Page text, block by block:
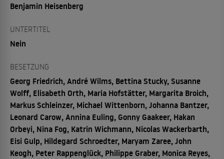
Benjamin Heisenberg
UNTERTITEL
Nein
BESETZUNG
Georg Friedrich, André Wilms, Bettina Stucky, Susanne
Wolff, Elisabeth Orth, Maria Hofstätter, Margarita Broich,
Markus Schleinzer, Michael Wittenborn, Johanna Bantzer,
Leonard Carow, Annina Euling, Gonny Gaakeer, Hakan
Orbeyi, Nina Fog, Katrin Wichmann, Nicolas Wackerbarth,
Eisi Gulp, Hildegard Schroedter, Maryam Zaree, John
Keogh, Peter Rappenglück, Philippe Graber, Monica Reyes,